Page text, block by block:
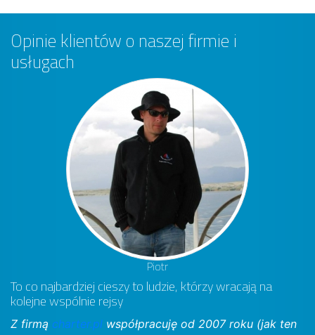
Opinie klientów o naszej firmie i
usługach
Piotr
To co najbardziej cieszy to ludzie, którzy wracają na
kolejne wspólnie rejsy
Z firmą charter.pl współpracuję od 2007 roku (jak ten